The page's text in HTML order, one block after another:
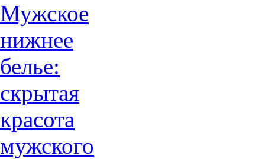
Мужское
нижнее
белье:
скрытая
красота
мужского